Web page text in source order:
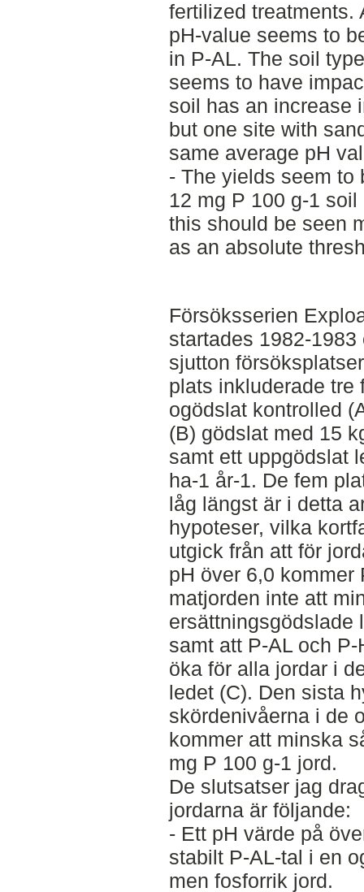
fertilized treatments.
pH-value seems to
in P-AL. The soil type
seems to have
soil has an increase
but one site with
same average pH
- The yields seem to
12 mg P 100 g-1 soil
this should be seen
as an absolute
Försöksserien
startades 1982-
sjutton
plats inkluderade tre
ogödslat kontrolled
(B) gödslat med 15
samt ett uppgödslat
ha-1 år-1. De fem
låg längst är i detta
hypoteser, vilka
utgick från att för
pH över 6,0 kommer
matjorden inte att
ersättningsgödslade
samt att P-AL och
öka för alla jordar i
ledet (C). Den sista
skördenivåerna i de
kommer att minska
mg P 100 g-1 jord.
De slutsatser jag
jordarna är följande:
- Ett pH värde på
stabilt P-AL-tal i en
men fosforrik jord.